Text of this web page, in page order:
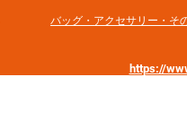
バッグ・アクセサリー・そ
https://